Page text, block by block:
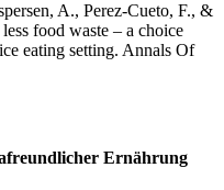
A., Perez-Cueto, F., &
food waste – a choice
eating setting. Annals Of
Ernährung